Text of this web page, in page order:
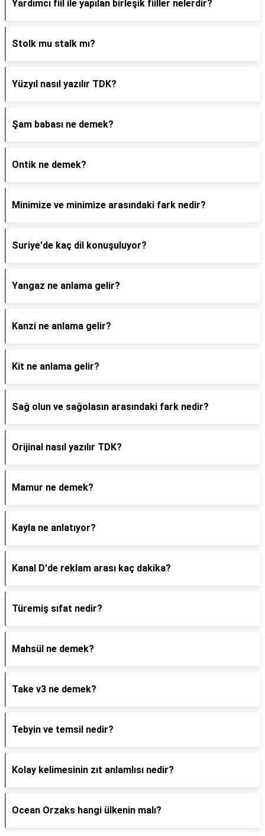
Yardımcı fiil ile yapılan birleşik fiiller nelerdir?
Stolk mu stalk mı?
Yüzyıl nasıl yazılır TDK?
Şam babası ne demek?
Ontik ne demek?
Minimize ve minimize arasındaki fark nedir?
Suriye'de kaç dil konuşuluyor?
Yangaz ne anlama gelir?
Kanzi ne anlama gelir?
Kit ne anlama gelir?
Sağ olun ve sağolasın arasındaki fark nedir?
Orijinal nasıl yazılır TDK?
Mamur ne demek?
Kayla ne anlatıyor?
Kanal D'de reklam arası kaç dakika?
Türemiş sıfat nedir?
Mahsül ne demek?
Take v3 ne demek?
Tebyin ve temsil nedir?
Kolay kelimesinin zıt anlamlısı nedir?
Ocean Orzaks hangi ülkenin malı?